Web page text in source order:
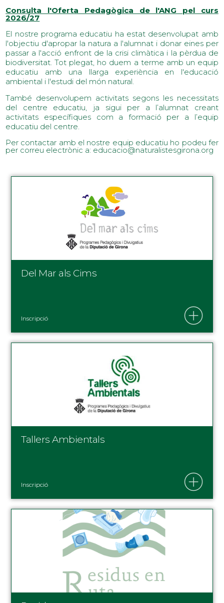
Consulta l'Oferta Pedagògica de l'ANG pel curs
2026/27
El nostre programa educatiu ha estat desenvolupat amb
l'objectiu d'apropar la natura a l'alumnat i donar eines per
passar a l'acció enfront de la crisi climàtica i la pèrdua de
biodiversitat. Tot plegat, ho duem a terme amb un equip
educatiu amb una llarga experiència en l'educació
ambiental i l'estudi del món natural.
També desenvolupem activitats segons les necessitats
del centre educatiu, ja sigui per a l’alumnat creant
activitats específiques com a formació per a l’equip
educatiu del centre.
Per contactar amb el nostre equip educatiu ho podeu fer
per correu electrònic a: educacio@naturalistesgirona.org
Del Mar als Cims
Inscripció
Tallers Ambientals
Inscripció